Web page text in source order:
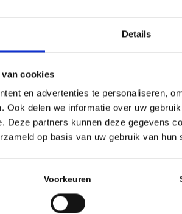
Details
cookies
en advertenties te personaliseren,
Ook delen we informatie over uw
Deze partners kunnen deze gegevens
op basis van uw gebruik van hun
Voorkeuren
de kruipruimte of kelder
binnenkomt.
van de
lossen geven wij advies